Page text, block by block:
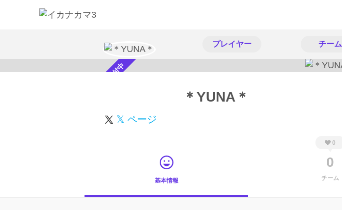
プレイヤー チーム
スカウト受付中 ＊YUNA＊
𝕏 ページ
基本情報
0
0
チーム